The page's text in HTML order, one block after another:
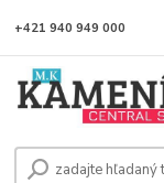
+421 940 949 000